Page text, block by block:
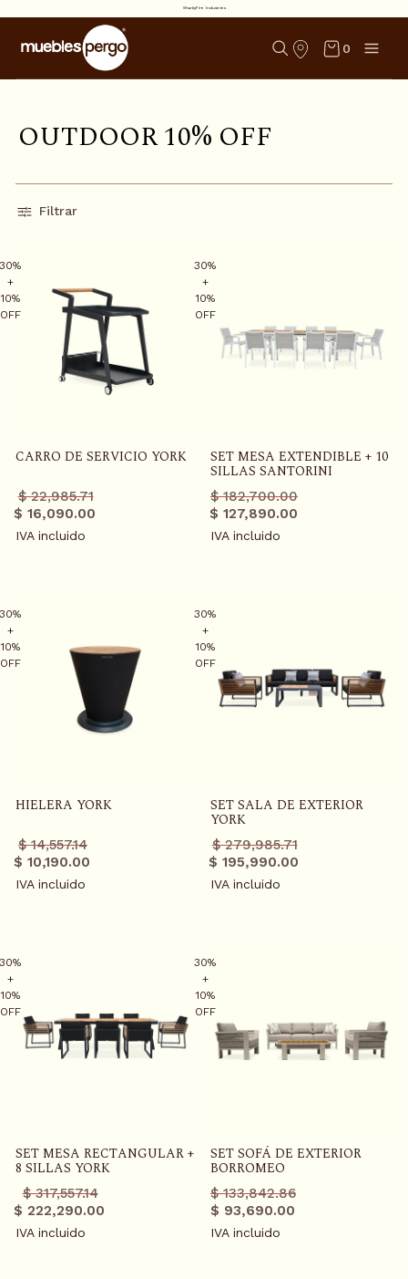
SharkyFire Industries
0
OUTDOOR10% OFF
Filtrar
CARRO DE SERVICIO YORK
Precio
regular
$ 22,985.71
$ 16,090.00
Precio
promo
IVA incluido
30%
+
10%
OFF
SET MESA EXTENDIBLE + 10
SILLAS SANTORINI
Precio
regular
$ 182,700.00
$ 127,890.00
Precio
promo
IVA incluido
30%
+
10%
OFF
HIELERA YORK
Precio
regular
$ 14,557.14
$ 10,190.00
Precio
promo
IVA incluido
30%
+
10%
OFF
SET SALA DE EXTERIOR
YORK
Precio
regular
$ 279,985.71
$ 195,990.00
Precio
promo
IVA incluido
30%
+
10%
OFF
SET MESA RECTANGULAR +
8 SILLAS YORK
Precio
regular
$ 317,557.14
$ 222,290.00
Precio
promo
IVA incluido
30%
+
10%
OFF
SET SOFÁ DE EXTERIOR
BORROMEO
Precio
regular
$ 133,842.86
$ 93,690.00
Precio
promo
IVA incluido
30%
+
10%
OFF